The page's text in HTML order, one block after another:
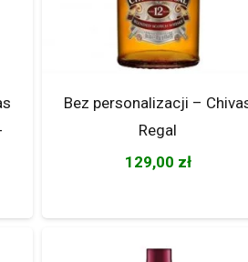
Bez personalizacji –
Regal
129,00 zł